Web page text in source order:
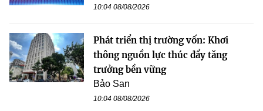
10:04 08/08/2026
Phát triển thị trường vốn: Khơi
thông nguồn lực thúc đẩy tăng
trưởng bền vững
Bảo San
10:04 08/08/2026